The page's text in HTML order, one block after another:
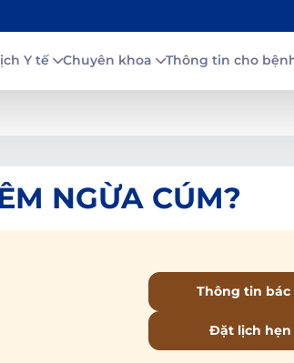
Y tế Chuyên khoa Thông tin cho
NGỪA CÚM?
Thông tin bác
Đặt lịch hẹn